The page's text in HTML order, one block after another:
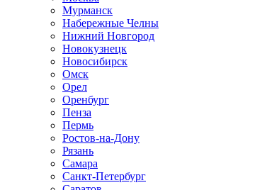
Мурманск
Набережные Челны
Нижний Новгород
Новокузнецк
Новосибирск
Омск
Орел
Оренбург
Пенза
Пермь
Ростов-на-Дону
Рязань
Самара
Санкт-Петербург